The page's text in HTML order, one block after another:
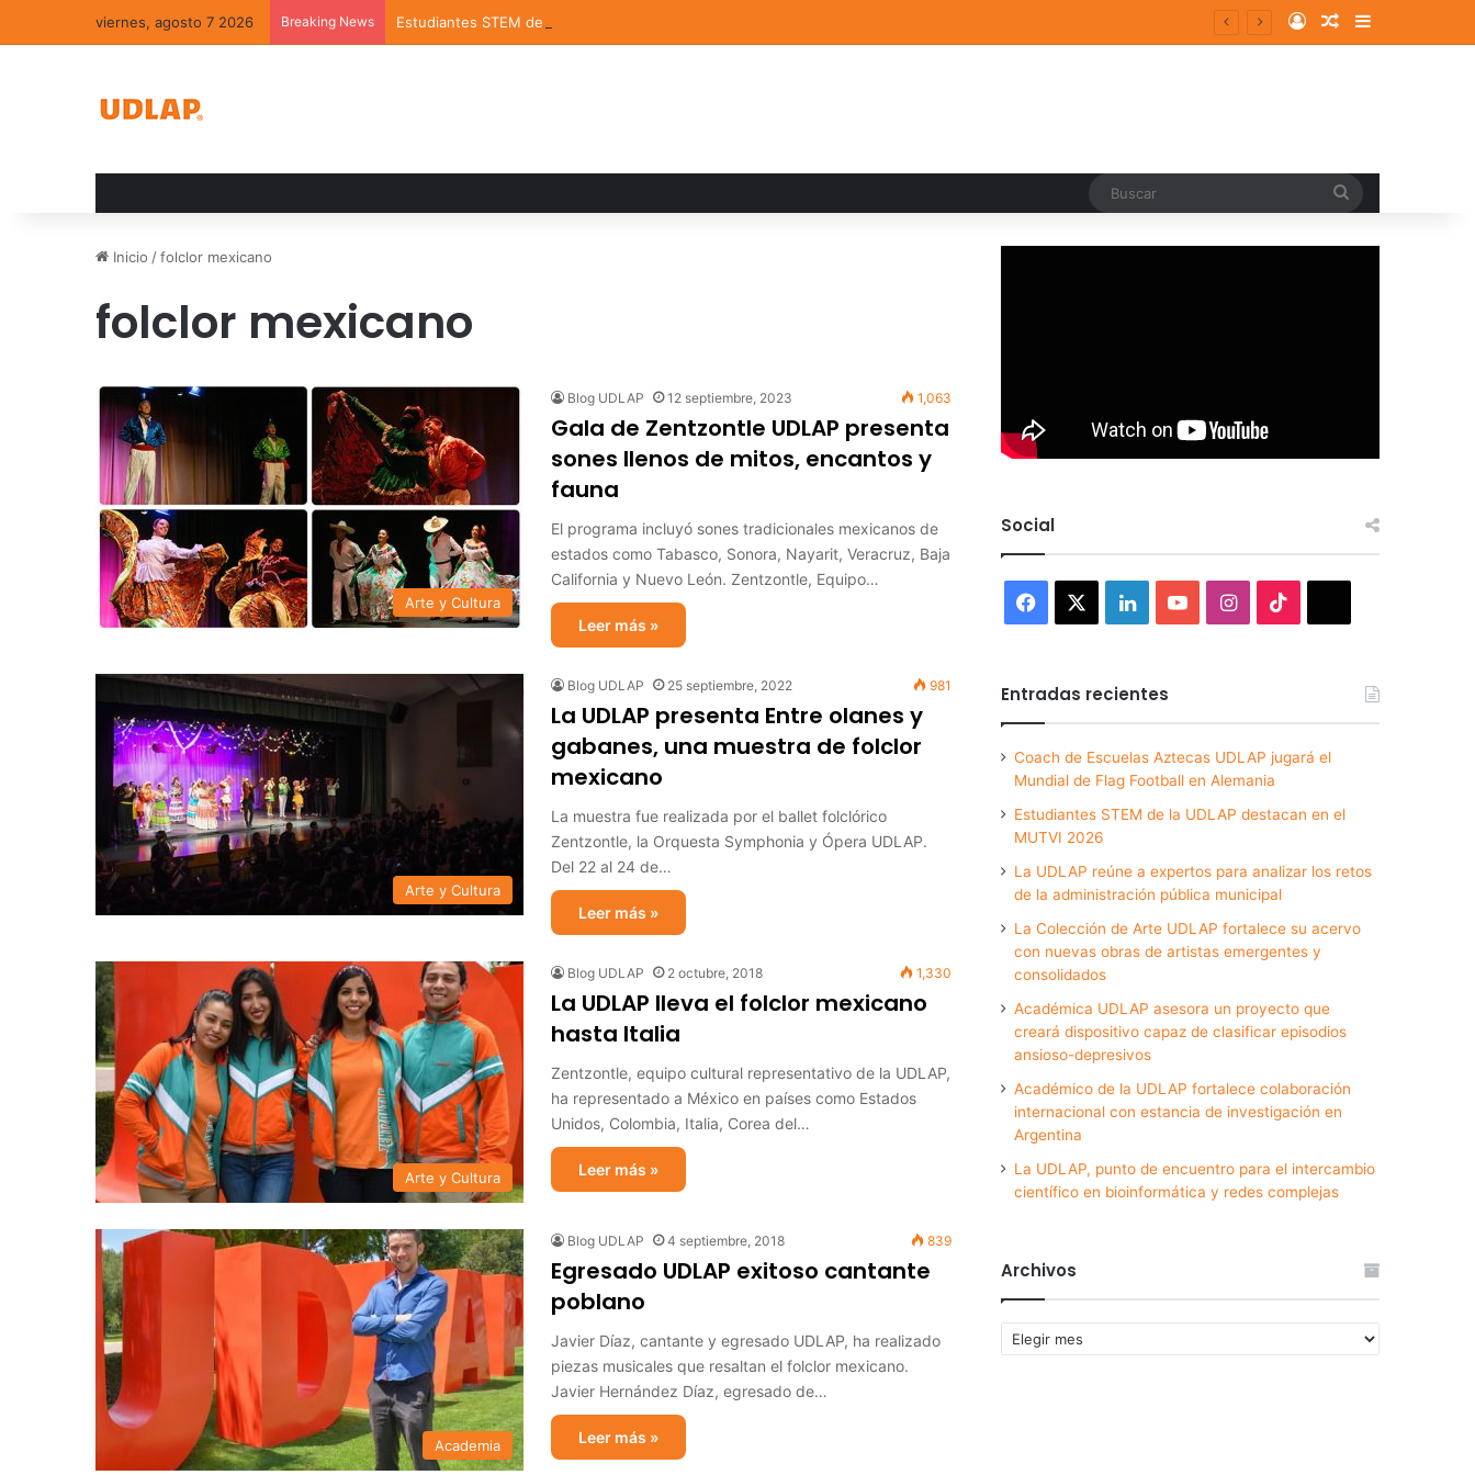
viernes, agosto 7 2026 Breaking News Estudiantes STEM de la UDLAP destacan en el MUTVI 2026 Log InRandom Article
Sidebar
Inicio /folclor mexicano
folclor mexicano
Arte y Cultura
Blog UDLAP 12 septiembre, 2023 1,063
Gala de Zentzontle UDLAP presenta
sones llenos de mitos, encantos y
fauna
El programa incluyó sones tradicionales mexicanos de
estados como Tabasco, Sonora, Nayarit, Veracruz, Baja
California y Nuevo León. Zentzontle, Equipo…
Leer más »
Arte y Cultura
Blog UDLAP 25 septiembre, 2022 981
La UDLAP presenta Entre olanes y
gabanes, una muestra de folclor
mexicano
La muestra fue realizada por el ballet folclórico
Zentzontle, la Orquesta Symphonia y Ópera UDLAP.
Del 22 al 24 de…
Leer más »
Arte y Cultura
Blog UDLAP 2 octubre, 2018 1,330
La UDLAP lleva el folclor mexicano
hasta Italia
Zentzontle, equipo cultural representativo de la UDLAP,
ha representado a México en países como Estados
Unidos, Colombia, Italia, Corea del…
Leer más »
Academia
Blog UDLAP 4 septiembre, 2018 839
Egresado UDLAP exitoso cantante
poblano
Javier Díaz, cantante y egresado UDLAP, ha realizado
piezas musicales que resaltan el folclor mexicano.
Javier Hernández Díaz, egresado de…
Leer más »
Social
Facebook LinkedInYouTubeInstagram
Entradas recientes
Coach de Escuelas Aztecas UDLAP jugará el
Mundial de Flag Football en Alemania
Estudiantes STEM de la UDLAP destacan en el
MUTVI 2026
La UDLAP reúne a expertos para analizar los retos
de la administración pública municipal
La Colección de Arte UDLAP fortalece su acervo
con nuevas obras de artistas emergentes y
consolidados
Académica UDLAP asesora un proyecto que
creará dispositivo capaz de clasificar episodios
ansioso-depresivos
Académico de la UDLAP fortalece colaboración
internacional con estancia de investigación en
Argentina
La UDLAP, punto de encuentro para el intercambio
científico en bioinformática y redes complejas
Archivos
Archivos